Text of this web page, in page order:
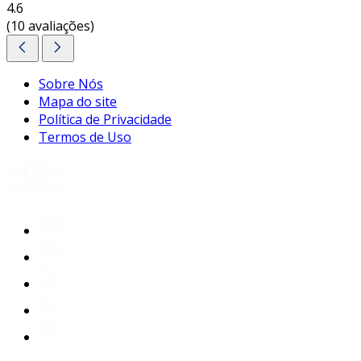
4.6
(10 avaliações)
Sobre Nós
Mapa do site
Política de Privacidade
Termos de Uso